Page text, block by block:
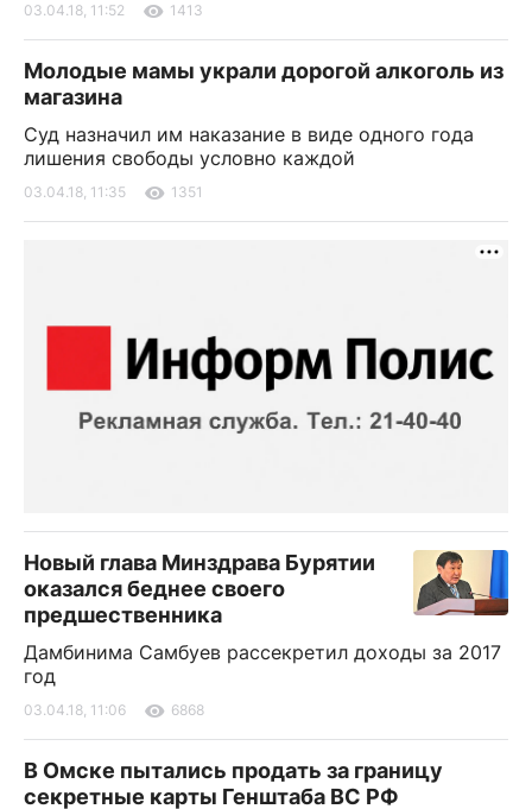
03.04.18, 11:52 1413
Молодые мамы украли дорогой алкоголь из
магазина
Суд назначил им наказание в виде одного года
лишения свободы условно каждой
03.04.18, 11:35 1351
Новый глава Минздрава Бурятии
оказался беднее своего
предшественника
Дамбинима Самбуев рассекретил доходы за 2017
год
03.04.18, 11:06 6868
В Омске пытались продать за границу
секретные карты Генштаба ВС РФ